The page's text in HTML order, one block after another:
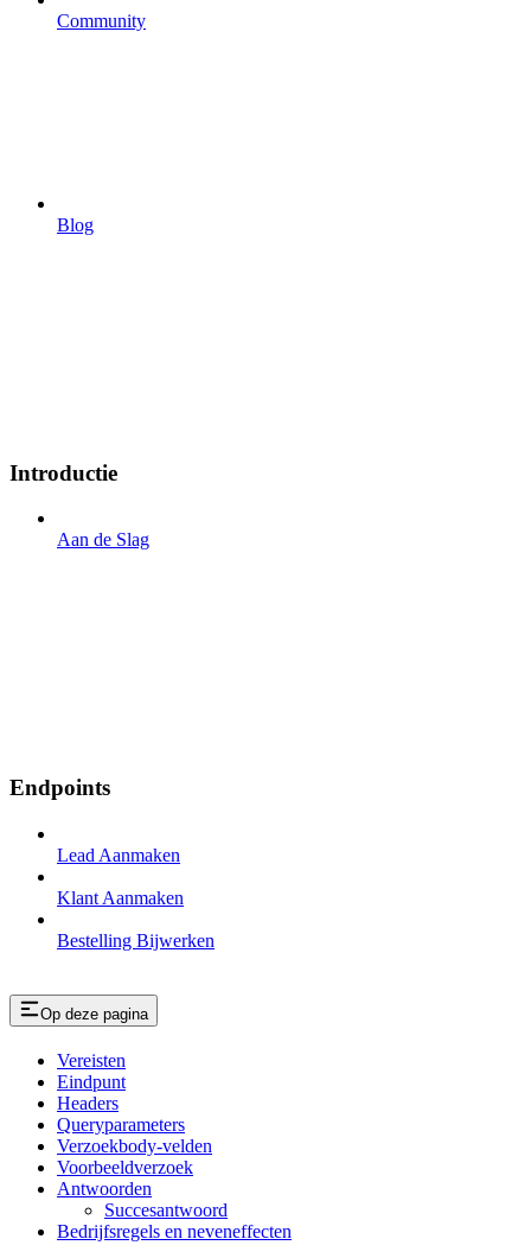
Community
Blog
Introductie
Aan de Slag
Endpoints
Lead Aanmaken
Klant Aanmaken
Bestelling Bijwerken
Op deze pagina
Vereisten
Eindpunt
Headers
Queryparameters
Verzoekbody-velden
Voorbeeldverzoek
Antwoorden
Succesantwoord
Bedrijfsregels en neveneffecten